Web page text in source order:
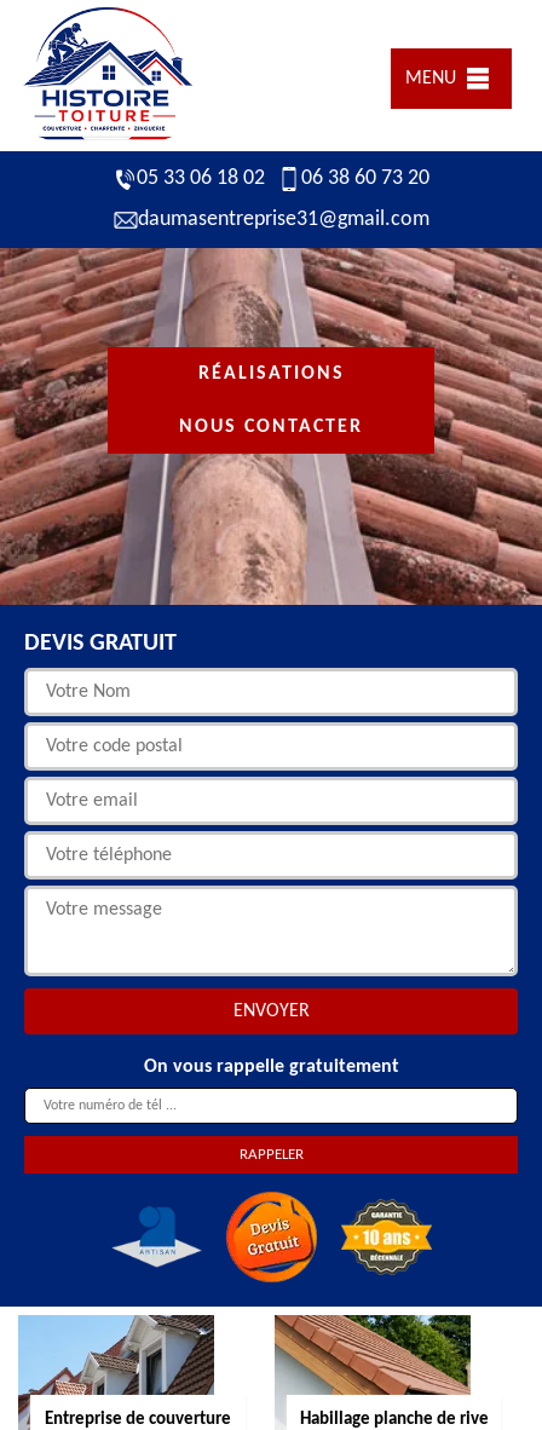
MENU
05 33 06 18 02
06 38 60 73 20
daumasentreprise31@gmail.com
RÉALISATIONS
NOUS CONTACTER
DEVIS GRATUIT
On vous rappelle gratuitement
Entreprise de couverture
Habillage planche de rive